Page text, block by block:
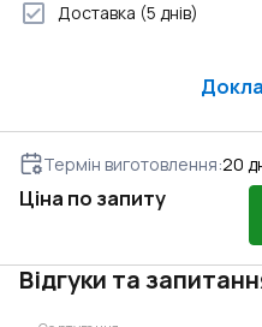
Доставка (5 днів)
Термін виготовлення:20
Ціна по запиту
Відгуки та